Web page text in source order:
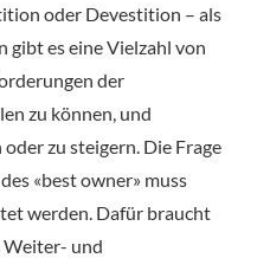
oder Devestition – als
gibt es eine Vielzahl von
der
zu können, und
zu steigern. Die Frage
«best owner» muss
werden. Dafür braucht
Weiter- und